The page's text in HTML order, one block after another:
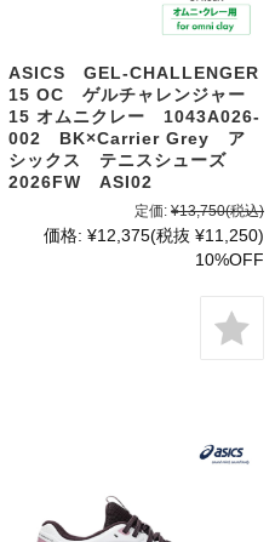
ASICS GEL-CHALLENGER
15 OC ゲルチャレンジャー
15 オムニクレー 1043A026-
002 BK×Carrier Grey ア
シックス テニスシューズ
2026FW ASI02
定価: ¥13,750(税込)
価格: ¥12,375(税抜 ¥11,250)
10%OFF